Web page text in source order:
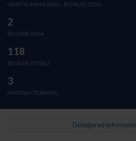
Hos mig finns möjlighet att äga både små
hel häst själv.
VINSTSUMMA (INKL. BONUS) 2026
2
SEGRAR 2026
118
SEGRAR TOTALT
3
HÄSTAR I TRÄNING
Detaljerad